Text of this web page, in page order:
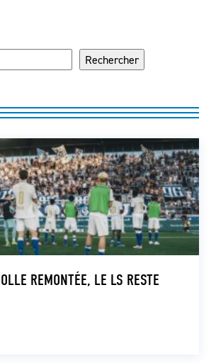
Rechercher
REMONTÉE, LE LS RESTE